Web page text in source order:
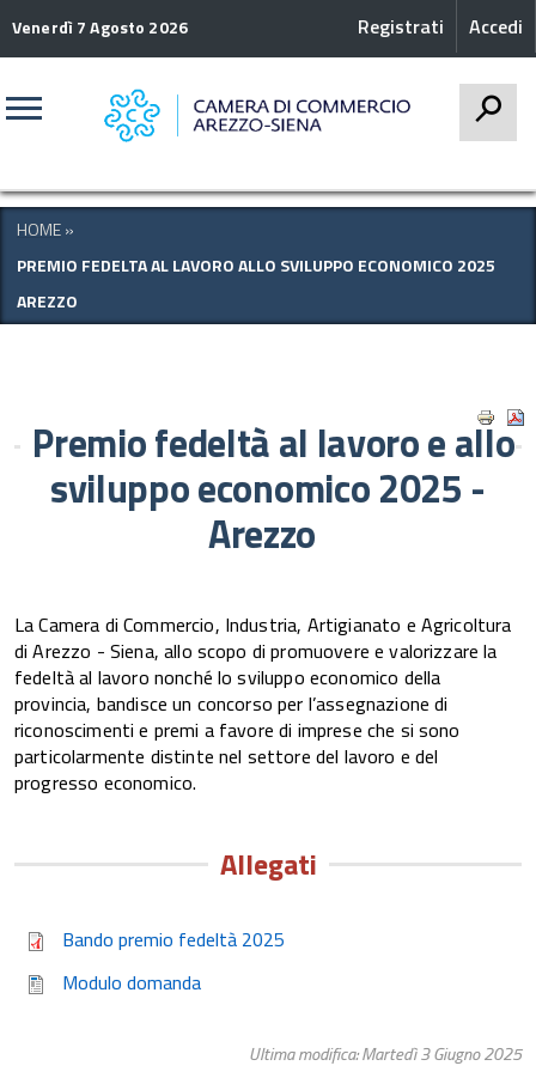
Venerdì 7 Agosto 2026 Accedi
Registrati
HOME»
PREMIO FEDELTA AL LAVORO ALLO SVILUPPO ECONOMICO 2025
AREZZO
Premio fedeltà al lavoro e allo
sviluppo economico 2025 -
Arezzo
La Camera di Commercio, Industria, Artigianato e Agricoltura
di Arezzo - Siena, allo scopo di promuovere e valorizzare la
fedeltà al lavoro nonché lo sviluppo economico della
provincia, bandisce un concorso per l’assegnazione di
riconoscimenti e premi a favore di imprese che si sono
particolarmente distinte nel settore del lavoro e del
progresso economico.
Allegati
Bando premio fedeltà 2025
Modulo domanda
Ultima modifica: Martedì 3 Giugno 2025